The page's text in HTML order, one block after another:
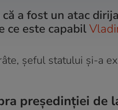
a fost un atac
ce este capabil
șeful statului și-a
președinției de